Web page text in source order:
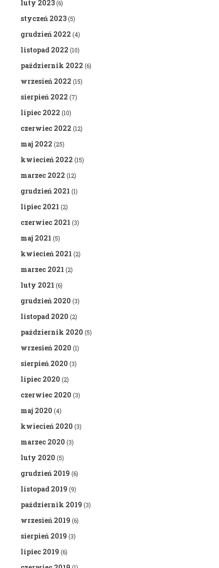
luty 2023(6)
styczeń 2023(5)
grudzień 2022 (4)
listopad 2022 (10)
październik 2022 (6)
wrzesień 2022 (15)
sierpień 2022 (7)
lipiec 2022 (10)
czerwiec 2022 (12)
maj 2022 (25)
kwiecień 2022 (15)
marzec 2022 (12)
grudzień 2021 (1)
lipiec 2021 (2)
czerwiec 2021 (3)
maj 2021 (5)
kwiecień 2021 (2)
marzec 2021 (2)
luty 2021 (6)
grudzień 2020 (3)
listopad 2020 (2)
październik 2020 (5)
wrzesień 2020 (1)
sierpień 2020 (3)
lipiec 2020 (2)
czerwiec 2020 (3)
maj 2020 (4)
kwiecień 2020 (3)
marzec 2020 (3)
luty 2020 (5)
grudzień 2019 (6)
listopad 2019 (9)
październik 2019 (3)
wrzesień 2019 (6)
sierpień 2019 (3)
lipiec 2019 (6)